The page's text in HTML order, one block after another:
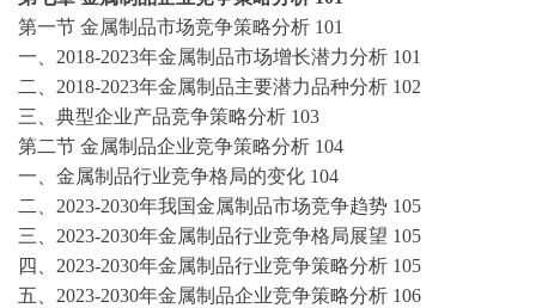
第一节 金属制品市场竞争策略分析 101
一、 2018-2023年金属制品市场增长潜力分析 101
二、 2018-2023年金属制品主要潜力品种分析 102
三、典型企业产品竞争策略分析 103
第二节 金属制品企业竞争策略分析 104
一、金属制品行业竞争格局的变化 104
二、 2023-2030年我国金属制品市场竞争趋势 105
三、 2023-2030年金属制品行业竞争格局展望 105
四、 2023-2030年金属制品行业竞争策略分析 105
五、 2023-2030年金属制品企业竞争策略分析 106